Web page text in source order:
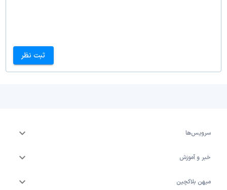
ثبت نظر
سرویس‌ها
خبر و آموزش
میهن بلاکچین